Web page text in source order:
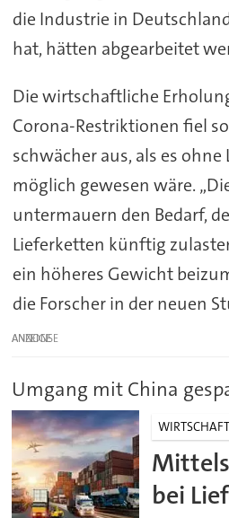
die Industrie in
hat, hätten abgearbeitet
Die wirtschaftliche
Corona-Restriktionen fiel
schwächer aus, als es ohne
möglich gewesen wäre.
untermauern den Bedarf,
Lieferketten künftig
ein höheres Gewicht
die Forscher in der neuen
ANZEIGE
Umgang mit China
WIRTSCHAFT
bei